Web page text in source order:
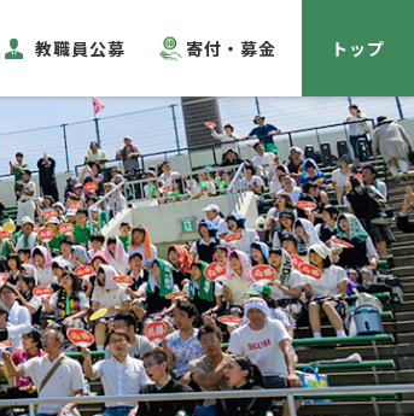
教職員公募 寄付・募金 トップ